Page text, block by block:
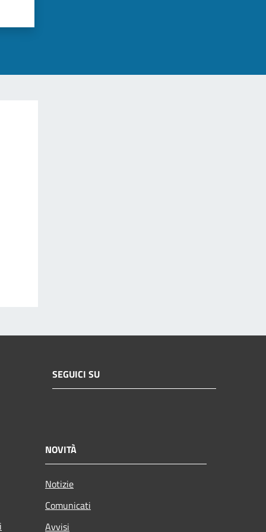
SEGUICI SU
NOVITÀ
Notizie
Comunicati
Avvisi